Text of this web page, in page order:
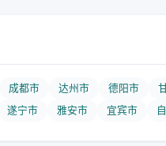
成都市 达州市 德阳市
遂宁市 雅安市 宜宾市